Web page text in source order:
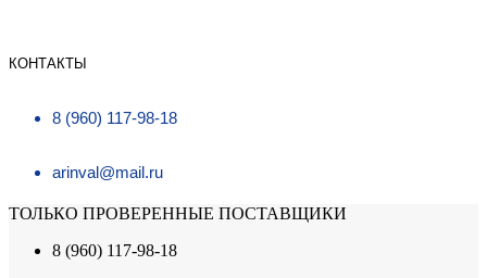
КОНТАКТЫ
8 (960) 117-98-18
arinval@mail.ru
ТОЛЬКО ПРОВЕРЕННЫЕ ПОСТАВЩИКИ
8 (960) 117-98-18